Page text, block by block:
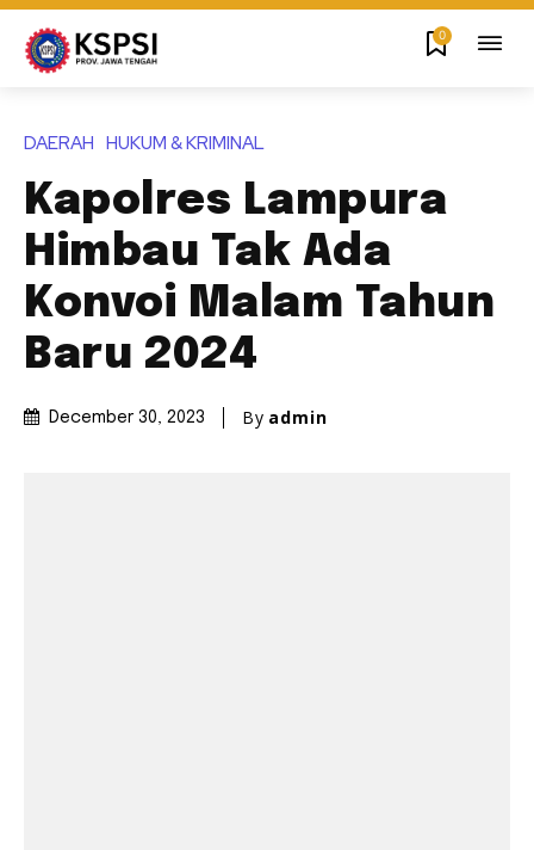
0
DAERAH HUKUM & KRIMINAL
Kapolres Lampura
Himbau Tak Ada
Konvoi Malam Tahun
Baru 2024
December 30, 2023 By admin